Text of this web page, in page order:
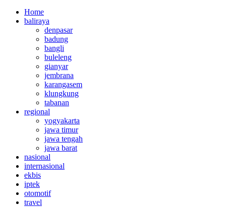
Home
baliraya
denpasar
badung
bangli
buleleng
gianyar
jembrana
karangasem
klungkung
tabanan
regional
yogyakarta
jawa timur
jawa tengah
jawa barat
nasional
internasional
ekbis
iptek
otomotif
travel